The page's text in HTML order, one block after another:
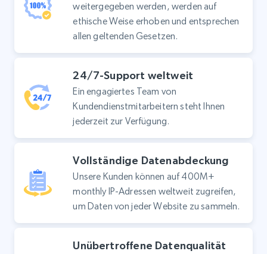
weitergegeben werden, werden auf
ethische Weise erhoben und entsprechen
allen geltenden Gesetzen.
24/7-Support weltweit
Ein engagiertes Team von
Kundendienstmitarbeitern steht Ihnen
jederzeit zur Verfügung.
Vollständige Datenabdeckung
Unsere Kunden können auf 400M+
monthly IP-Adressen weltweit zugreifen,
um Daten von jeder Website zu sammeln.
Unübertroffene Datenqualität